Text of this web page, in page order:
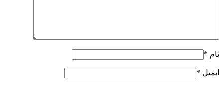
نام *
ایمیل *